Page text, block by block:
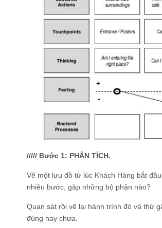
///// Bước 1: PHÂN TÍCH.
Vẽ một lưu đồ từ lúc Khách Hàng bắt
nhiêu bước, gặp những bộ phận nào?
Quan sát rồi vẽ lại hành trình đó và thử
đúng hay chưa.